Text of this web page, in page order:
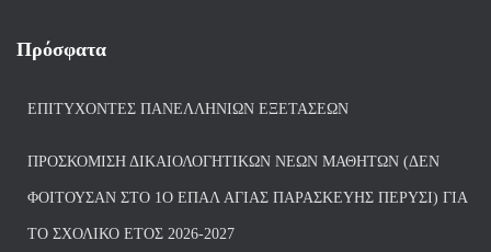
Πρόσφατα
ΕΠΙΤΥΧΌΝΤΕΣ ΠΑΝΕΛΛΗΝΊΩΝ ΕΞΕΤΆΣΕΩΝ
ΠΡΟΣΚΌΜΙΣΗ ΔΙΚΑΙΟΛΟΓΗΤΙΚΏΝ ΝΈΩΝ ΜΑΘΗΤΏΝ (ΔΕΝ
ΦΟΙΤΟΎΣΑΝ ΣΤΟ 1Ο ΕΠΑΛ ΑΓΙΑΣ ΠΑΡΑΣΚΕΥΗΣ ΠΈΡΥΣΙ) ΓΙΑ
ΤΟ ΣΧΟΛΙΚΌ ΈΤΟΣ 2026-2027